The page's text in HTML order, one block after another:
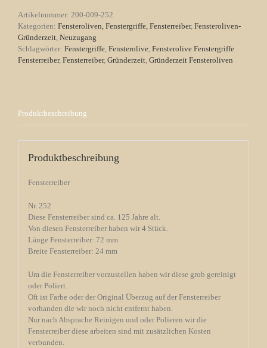
Artikelnummer: 200-009-252
Kategorien: Fensteroliven, Fenstergriffe, Fensterreiber, Fensteroliven-
Gründerzeit Neuzugang
Schlagwörter: Fenstergriffe Fensterolive Fensterolive Fenstergriffe
Fensterreiber, Fensterreiber, Gründerzeit Gründerzeit Fensteroliven
Produktbeschreibung
Produktbeschreibung
Fensterreiber
Nr. 252
Diese Fensterreiber sind ca. 125 Jahre alt.
Von diesen Fensterreiber haben wir 4 Stück.
Länge Fensterreiber: 72 mm
Breite Fensterreiber: 24 mm
Um die Fensterreiber vorzustellen haben wir diese grob gereinigt
oder Poliert.
Oft ist Farbe oder der Original Überzug auf der Fensterreiber
vorhanden die wir noch nicht entfernt haben.
Nur nach Absprache Reinigen und oder Polieren wir die
Fensterreiber diese arbeiten sind mit zusätzlichen Kosten
verbunden.